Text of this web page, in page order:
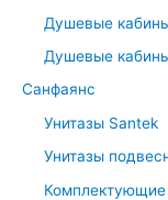
Душевые
Душевые
Санфаянс
Унитазы Santek
Унитазы
Комплектующие